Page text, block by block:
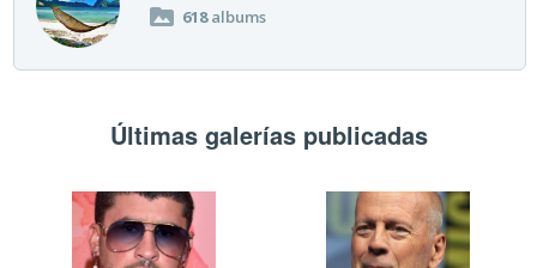
618albums
Últimas galerías publicadas